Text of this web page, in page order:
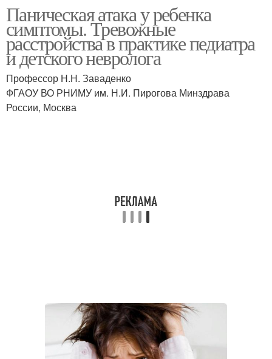
Паническая атака у ребенка
симптомы. Тревожные
расстройства в практике педиатра
и детского невролога
Профессор Н.Н. Заваденко
ФГАОУ ВО РНИМУ им. Н.И. Пирогова Минздрава
России, Москва